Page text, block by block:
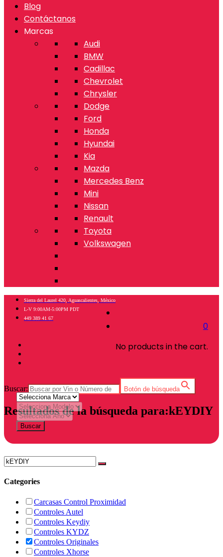
Blog
Contáctanos
Marcas
Audi
BMW
Cadillac
Chevrolet
Chrysler
Dodge
Ford
Honda
Hyundai
Kia
Mazda
Mercedes Benz
Mini
Nissan
Renault
Toyota
Volkswagen
0
No products in the cart.
Sierra del Laurel 420, Aguascalientes, México
L-V 9:00AM-5:00PM PDT
449 389 41 67
Buscar: Botón de búsqueda
Resultados de la búsqueda para:kEYDIY
Buscar
Categories
Carcasas Control Proximidad
Controles Autel
Controles Keydiy
Controles KYDZ
Controles Originales
Controles Xhorse